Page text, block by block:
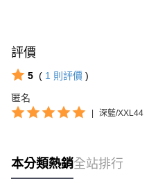
評價
5 ( 1 則評價 )
匿名
深藍/XXL44
本分類熱銷全站排行